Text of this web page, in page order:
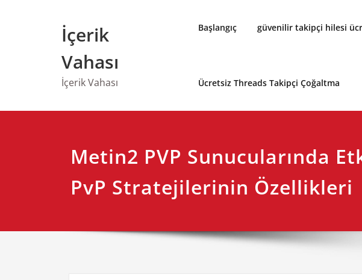
İçerik
Vahası
İçerik Vahası
Başlangıç güvenilir takipçi hilesi
Ücretsiz Threads Takipçi Çoğaltma
Metin2 PVP Sunucularında
PvP Stratejilerinin Özellikleri